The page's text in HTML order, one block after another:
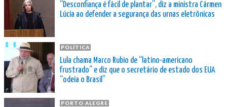
“Desconfiança é fácil de plantar”, diz a ministra Cármen
Lúcia ao defender a segurança das urnas eletrônicas
POLÍTICA
Lula chama Marco Rubio de “latino-americano
frustrado” e diz que o secretário de estado dos EUA
“odeia o Brasil”
PORTO ALEGRE